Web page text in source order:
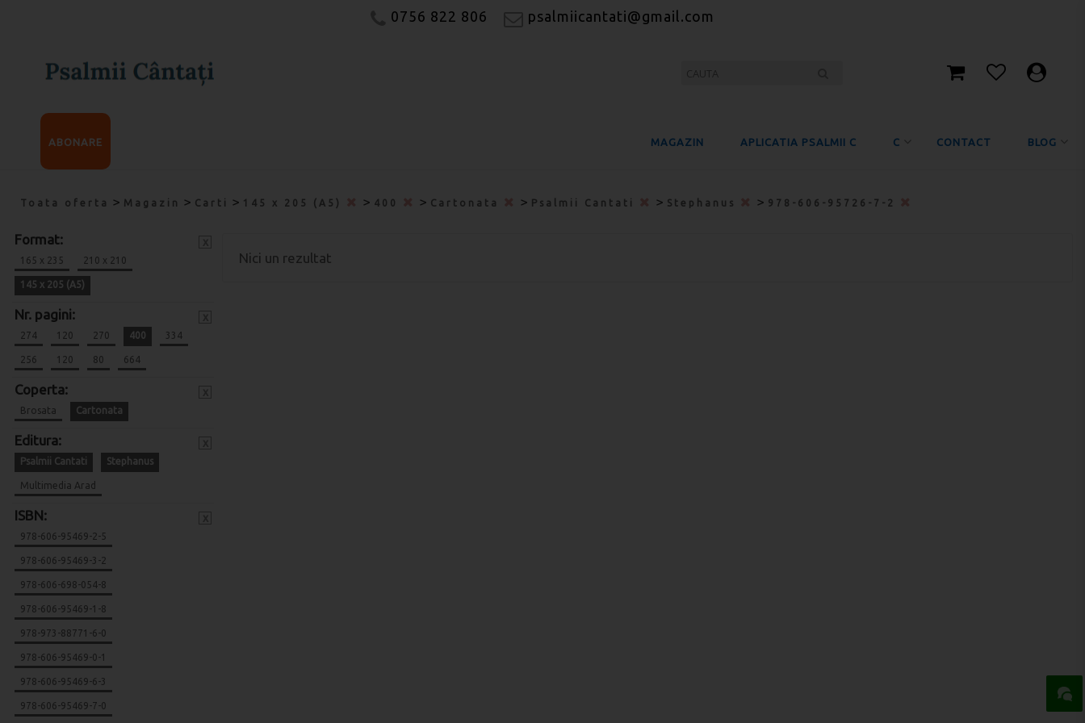
0756 822 806 psalmiicantati@gmail.com
MAGAZIN APLICATIA PSALMII C C CONTACT BLOG
ABONARE
Toata oferta > Magazin > Carti > 145 x 205 (A5) > 400 > Cartonata > Psalmii Cantati > Stephanus > 978-606-95726-7-2
Format:
165 x 235 210 x 210
145 x 205 (A5)
Nr. pagini:
274 120 270 400 334
256 120 80 664
Coperta:
Brosata Cartonata
Editura:
Psalmii Cantati Stephanus
Multimedia Arad
ISBN:
978-606-95469-2-5
978-606-95469-3-2
978-606-698-054-8
978-606-95469-1-8
978-973-88771-6-0
978-606-95469-0-1
978-606-95469-6-3
978-606-95469-7-0
Nici un rezultat